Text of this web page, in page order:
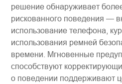
решение обнаруживает
рискованного поведения —
использование телефона,
использования ремней
времени. Мгновенные
способствуют
о поведении поддерживают